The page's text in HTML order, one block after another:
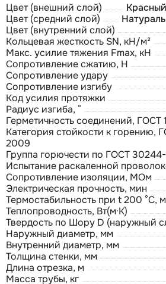
Цвет (внешний слой)
Цвет (средний слой)
Цвет (внутренний слой)
Кольцевая жесткость SN, кН/м²
Макс. усилие тяжения Fmax, кН
Сопротивление сжатию, Н
Сопротивление удару
Сопротивление изгибу
Код усилия протяжки
Радиус изгиба, °
Герметичность соединений, ГОСТ
Категория стойкости к горению,
2009
Группа горючести по ГОСТ
Испытание раскаленной
Сопротивление изоляции, МОм
Электрическая прочность, мин
Термостабильность при t 200 °С,
Теплопроводность, Вт(м·К)
Твердость по Шору D (наружный
Наружный диаметр, мм
Внутренний диаметр, мм
Толщина стенки, мм
Длина отрезка, м
Масса трубы, кг